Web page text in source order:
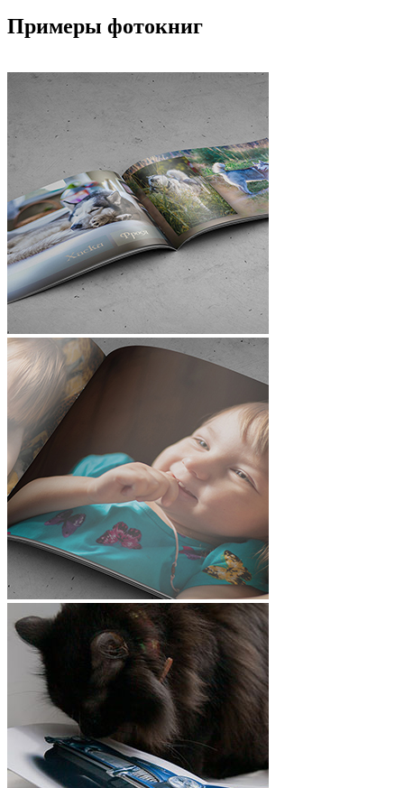
Примеры фотокниг